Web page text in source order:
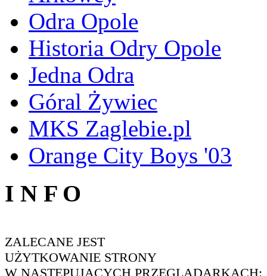
Odra Opole
Historia Odry Opole
Jedna Odra
Góral Żywiec
MKS Zaglebie.pl
Orange City Boys '03
I N F O
ZALECANE JEST
UŻYTKOWANIE STRONY
W NASTĘPUJĄCYCH PRZEGLĄDARKACH: